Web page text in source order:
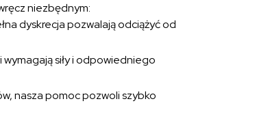
niezbędnym:
dyskrecja pozwalają odciążyć od
siły i odpowiedniego
nasza pomoc pozwoli szybko